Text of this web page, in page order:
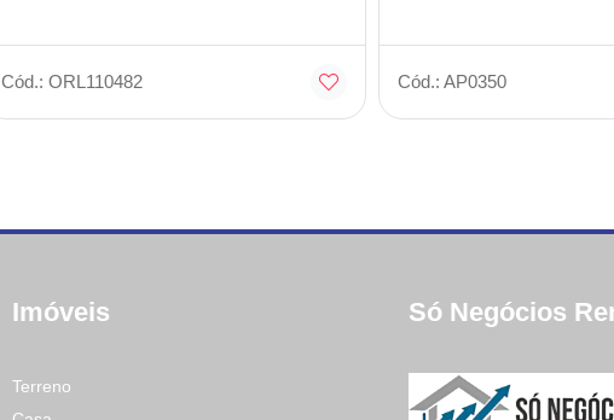
Cód.: ORL110482 Cód.: AP0350
Imóveis
Terreno
Só Negócios